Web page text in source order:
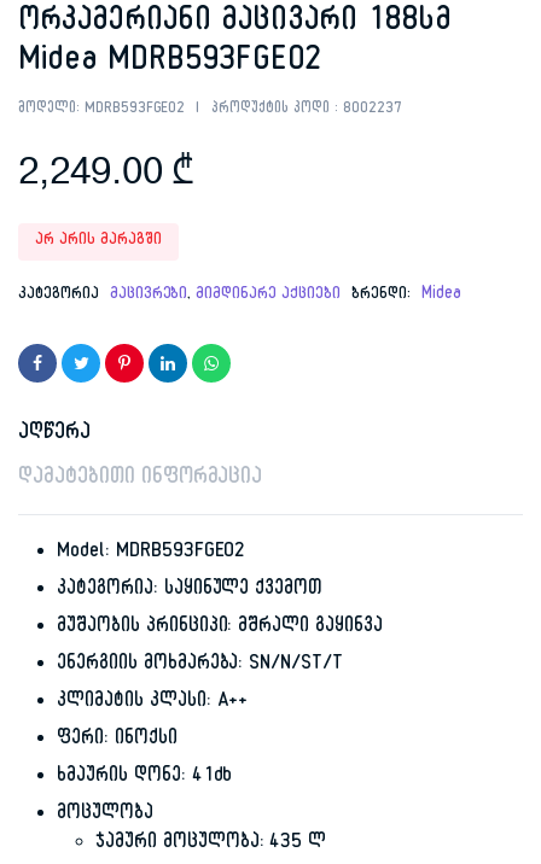
ორკამერიანი მაცივარი 188სმ
Midea MDRB593FGE02
მოდელი: MDRB593FGE02 პროდუქტის კოდი : 8002237
2,249.00 ₾
არ არის მარაგში
კატეგორია მაცივრები,მიმდინარე აქციები ბრენდი: Midea
აღწერა
დამატებითი ინფორმაცია
Model: MDRB593FGE02
კატეგორია: საყინულე ქვემოთ
მუშაობის პრინციპი: მშრალი გაყინვა
ენერგიის მოხმარება: SN/N/ST/T
კლიმატის კლასი: A++
ფერი: ინოქსი
ხმაურის დონე: 41db
მოცულობა
ჯამური მოცულობა: 435 ლ